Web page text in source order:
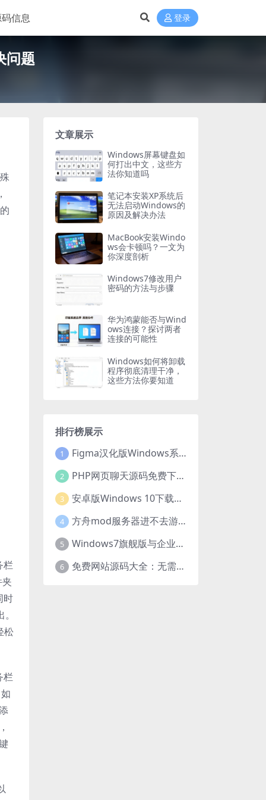
信息 登录
问题
栏
时
松
栏
文章展示
Windows屏幕键盘如
何打出中文，这些方
法你知道吗
笔记本安装XP系统后
无法启动Windows的
原因及解决办法
MacBook安装Windo
ws会卡顿吗？一文为
你深度剖析
Windows7修改用户
密码的方法与步骤
华为鸿蒙能否与Wind
ows连接？探讨两者
连接的可能性
Windows如何将卸载
程序彻底清理干净，
这些方法你要知道
排行榜展示
1 Figma汉化版Windows系统下载安装全攻略
2 PHP网页聊天源码免费下载，开启便捷在线聊天开发之旅
3 安卓版Windows 10下载安装全攻略
4 方舟mod服务器进不去游戏？这些原因和解决办法你得知道
5 Windows7旗舰版与企业版大揭秘：差异之处全知晓
6 免费网站源码大全：无需下载，海量资源轻松获取